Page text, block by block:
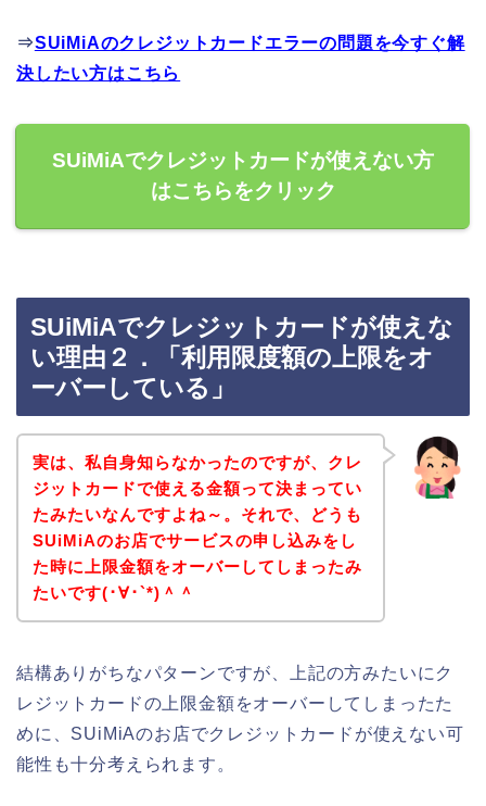
⇒SUiMiAのクレジットカードエラーの問題を今すぐ解
決したい方はこちら
SUiMiAでクレジットカードが使えない方
はこちらをクリック
SUiMiAでクレジットカードが使えな
い理由２．「利用限度額の上限をオ
ーバーしている」
実は、私自身知らなかったのですが、クレ
ジットカードで使える金額って決まってい
たみたいなんですよね～。それで、どうも
SUiMiAのお店でサービスの申し込みをし
た時に上限金額をオーバーしてしまったみ
たいです(･∀･`*)＾＾
結構ありがちなパターンですが、上記の方みたいにク
レジットカードの上限金額をオーバーしてしまったた
めに、SUiMiAのお店でクレジットカードが使えない可
能性も十分考えられます。